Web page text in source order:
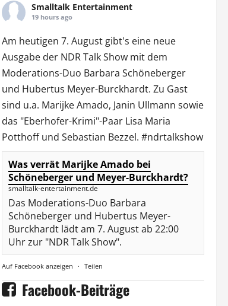
Smalltalk Entertainment
19 hours ago
Am heutigen 7. August gibt's eine neue
Ausgabe der NDR Talk Showmit dem
Moderations-Duo Barbara Schöneberger
und Hubertus Meyer-Burckhardt. Zu Gast
sind u.a. Marijke Amado, Janin Ullmann sowie
das "Eberhofer-Krimi"-Paar Lisa Maria
Potthoff und Sebastian Bezzel. #ndrtalkshow
Was verrät Marijke Amado bei
Schöneberger und Meyer-Burckhardt?
smalltalk-entertainment.de
Das Moderations-Duo Barbara
Schöneberger und Hubertus Meyer-
Burckhardt lädt am 7. August ab 22:00
Uhr zur "NDR Talk Show".
Auf Facebook anzeigen · Teilen
Facebook-Beiträge